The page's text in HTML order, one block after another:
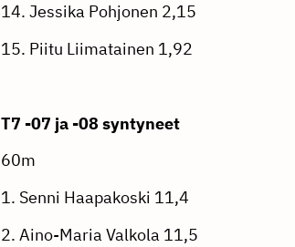
14. Jessika Pohjonen 2,15
15. Piitu Liimatainen 1,92
T7 -07 ja -08 syntyneet
60m
1. Senni Haapakoski 11,4
2. Aino-Maria Valkola 11,5